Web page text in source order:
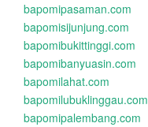
bapomipasaman.com
bapomisijunjung.com
bapomibukittinggi.com
bapomibanyuasin.com
bapomilahat.com
bapomilubuklinggau.com
bapomipalembang.com